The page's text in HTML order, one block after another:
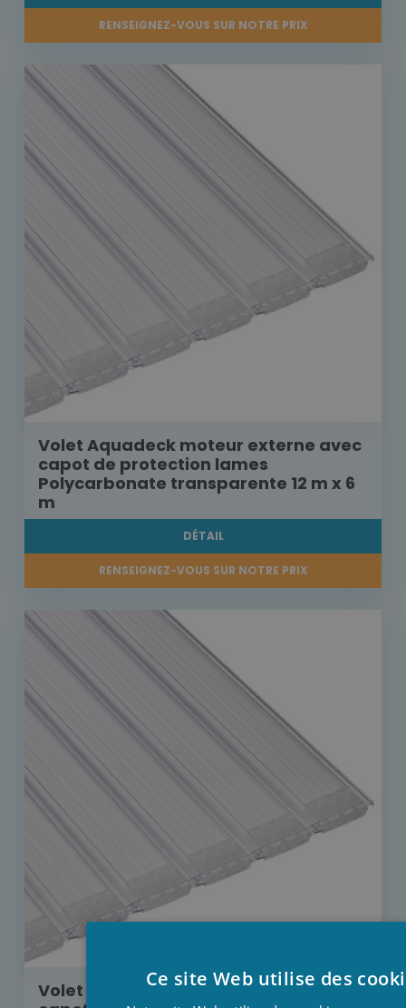
RENSEIGNEZ-VOUS SUR NOTRE PRIX
Volet Aquadeck moteur externe avec
capot de protection lames
Polycarbonate transparente 12 m x 6
m
DÉTAIL
RENSEIGNEZ-VOUS SUR NOTRE PRIX
Volet Aquadeck moteur externe avec
Ce site Web utilise des